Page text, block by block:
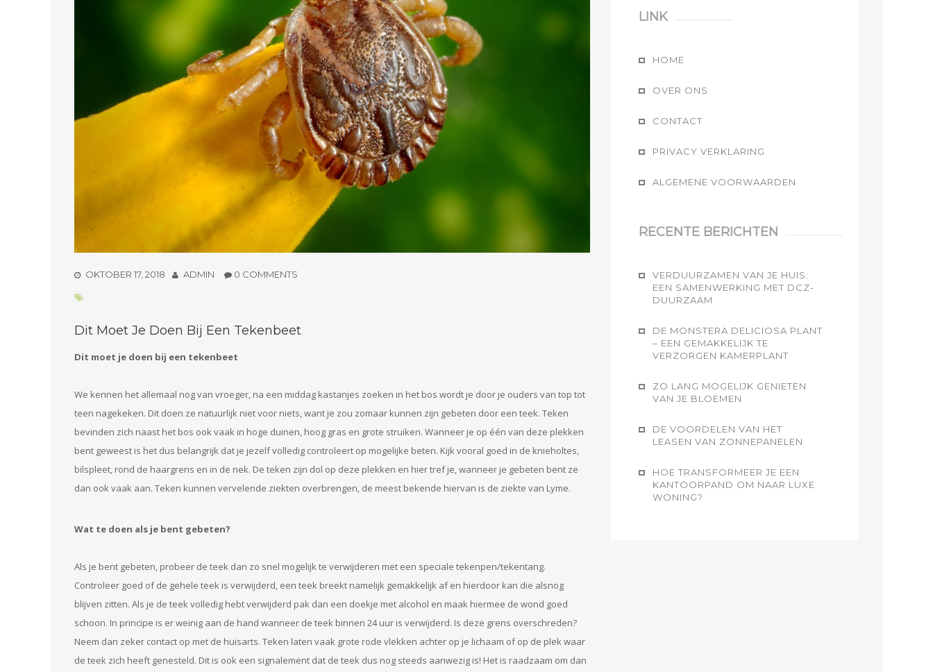
OKTOBER 17, 2018 ADMIN 0 COMMENTS
Dit Moet Je Doen Bij Een Tekenbeet
Dit moet je doen bij een tekenbeet
We kennen het allemaal nog van vroeger, na een middag kastanjes zoeken in het bos wordt je door je ouders van top tot
teen nagekeken. Dit doen ze natuurlijk niet voor niets, want je zou zomaar kunnen zijn gebeten door een teek. Teken
bevinden zich naast het bos ook vaak in hoge duinen, hoog gras en grote struiken. Wanneer je op één van deze plekken
bent geweest is het dus belangrijk dat je jezelf volledig controleert op mogelijke beten. Kijk vooral goed in de knieholtes,
bilspleet, rond de haargrens en in de nek. De teken zijn dol op deze plekken en hier tref je, wanneer je gebeten bent ze
dan ook vaak aan. Teken kunnen vervelende ziekten overbrengen, de meest bekende hiervan is de ziekte van Lyme.
Wat te doen als je bent gebeten?
Als je bent gebeten, probeer de teek dan zo snel mogelijk te verwijderen met een speciale tekenpen/tekentang.
Controleer goed of de gehele teek is verwijderd, een teek breekt namelijk gemakkelijk af en hierdoor kan die alsnog
blijven zitten. Als je de teek volledig hebt verwijderd pak dan een doekje met alcohol en maak hiermee de wond goed
schoon. In principe is er weinig aan de hand wanneer de teek binnen 24 uur is verwijderd. Is deze grens overschreden?
Neem dan zeker contact op met de huisarts. Teken laten vaak grote rode vlekken achter op je lichaam of op de plek waar
de teek zich heeft genesteld. Dit is ook een signalement dat de teek dus nog steeds aanwezig is! Het is raadzaam om dan
LINK
HOME
OVER ONS
CONTACT
PRIVACY VERKLARING
ALGEMENE VOORWAARDEN
RECENTE BERICHTEN
VERDUURZAMEN VAN JE HUIS:
EEN SAMENWERKING MET DCZ-
DUURZAAM
DE MONSTERA DELICIOSA PLANT
– EEN GEMAKKELIJK TE
VERZORGEN KAMERPLANT
ZO LANG MOGELIJK GENIETEN
VAN JE BLOEMEN
DE VOORDELEN VAN HET
LEASEN VAN ZONNEPANELEN
HOE TRANSFORMEER JE EEN
KANTOORPAND OM NAAR LUXE
WONING?